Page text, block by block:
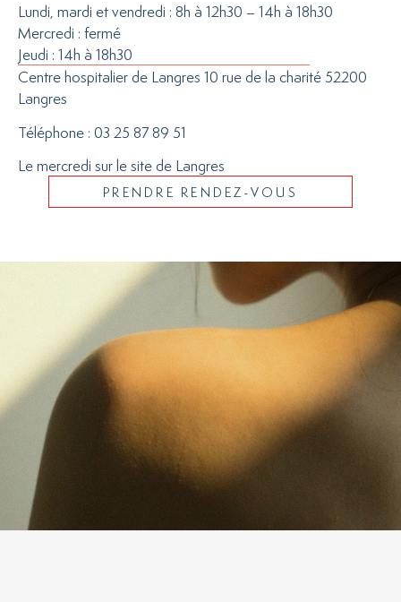
Lundi, mardi et vendredi : 8h à 12h30 – 14h à 18h30
Mercredi : fermé
Jeudi : 14h à 18h30
Centre hospitalier de Langres 10 rue de la charité 52200
Langres
Téléphone : 03 25 87 89 51
Le mercredi sur le site de Langres
PRENDRE RENDEZ-VOUS